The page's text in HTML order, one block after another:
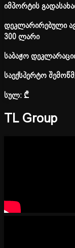
იმპორტის
დეკლარირებული
300 ლარი
საბაჟო
საექსპერტო
სულ:₾
TL Group